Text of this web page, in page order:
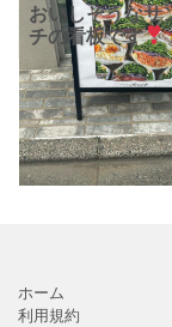
おいしそうなサ
チの看板です
自由が丘店」さ
2025年1月に自
オープンしたサ
チ専門店で
ホーム
利用規約